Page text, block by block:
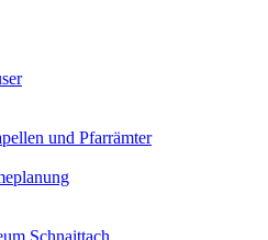
und Pfarrämter
Schnaittach